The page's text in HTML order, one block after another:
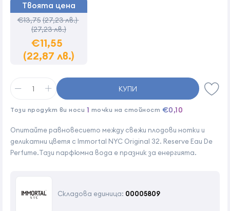
Опитайте равновесието между свежи плодови нотки и
деликатни цветя с Immortal NYC Original 32. Reserve Eau De
Perfume.Тази парфюмна вода е празник за енергията.
Складова единица: 00005809
Твоята цена
€13,75(27,23 лв.)
(27,23 лв.)
€11,55
(22,87 лв.)
КУПИ
Този продукт ви носи 1 точки на стойност €0,10